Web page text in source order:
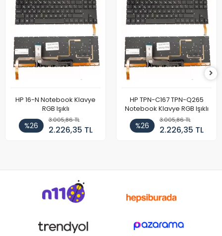
HP 16-N Notebook Klavye
RGB Işıklı
%26
3.005,86 TL
2.226,35 TL
HP TPN-C167 TPN-Q265
Notebook Klavye RGB Işıklı
%26
3.005,86 TL
2.226,35 TL